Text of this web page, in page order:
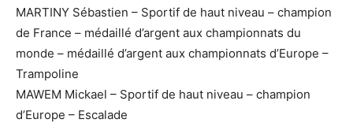
MARTINY Sébastien – Sportif de haut niveau – champion
de France – médaillé d’argent aux championnats du
monde – médaillé d’argent aux championnats d’Europe –
Trampoline
MAWEM Mickael – Sportif de haut niveau – champion
d’Europe – Escalade